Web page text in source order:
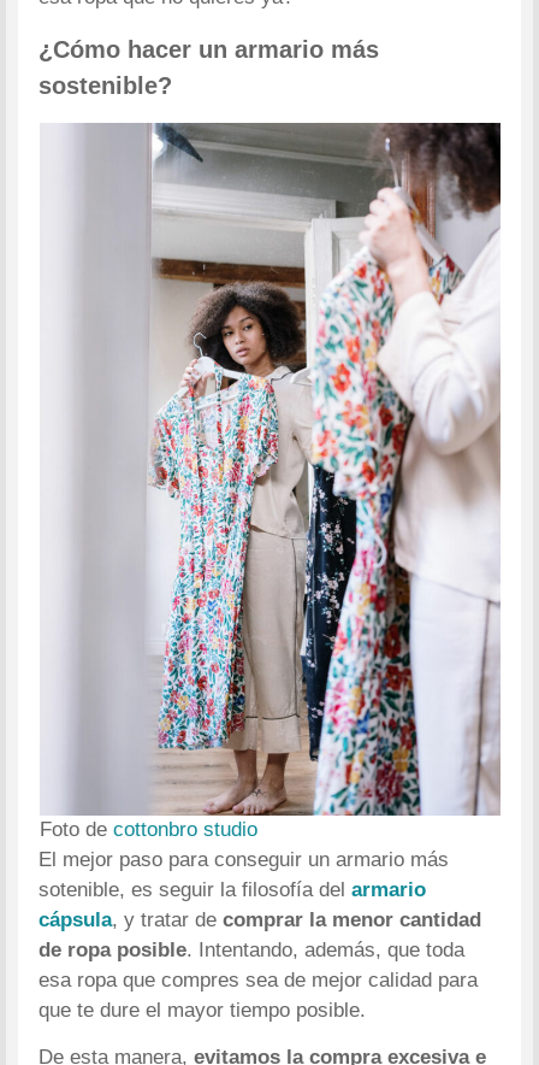
¿Cómo hacer un armario más
sostenible?
Foto de cottonbro studio
El mejor paso para conseguir un armario más
sotenible, es seguir la filosofía delarmario
cápsula, y tratar de comprar la menor cantidad
de ropa posible. Intentando, además, que toda
esa ropa que compres sea de mejor calidad para
que te dure el mayor tiempo posible.
De esta manera, evitamos la compra excesiva e